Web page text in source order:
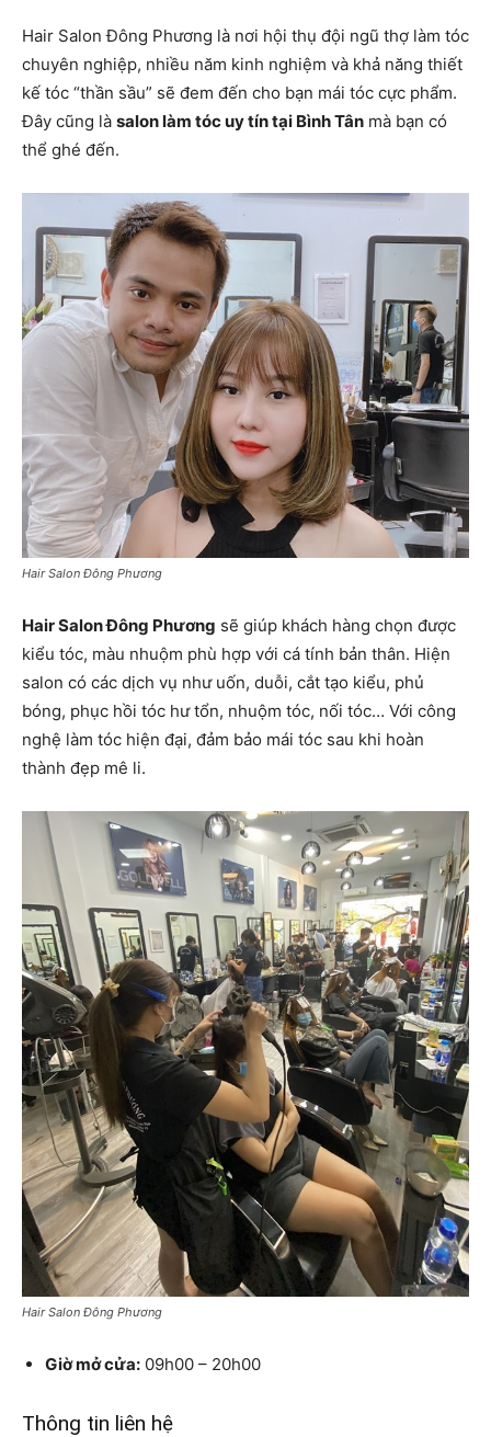
Hair Salon Đông Phương là nơi hội thụ đội ngũ thợ làm tóc
chuyên nghiệp, nhiều năm kinh nghiệm và khả năng thiết
kế tóc “thần sầu” sẽ đem đến cho bạn mái tóc cực phẩm.
Đây cũng là salon làm tóc uy tín tại Bình Tân mà bạn có
thể ghé đến.
Hair Salon Đông Phương
Hair Salon Đông Phương sẽ giúp khách hàng chọn được
kiểu tóc, màu nhuộm phù hợp với cá tính bản thân. Hiện
salon có các dịch vụ như uốn, duỗi, cắt tạo kiểu, phủ
bóng, phục hồi tóc hư tổn, nhuộm tóc, nối tóc… Với công
nghệ làm tóc hiện đại, đảm bảo mái tóc sau khi hoàn
thành đẹp mê li.
Hair Salon Đông Phương
Giờ mở cửa: 09h00 – 20h00
Thông tin liên hệ